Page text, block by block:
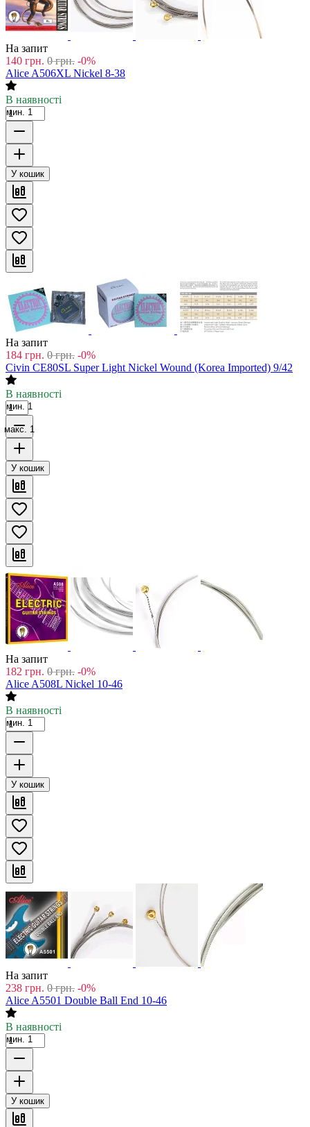
На запит
140 грн. 0 грн. -0%
Alice A506XL Nickel 8-38
В наявності
мин. 1
У кошик
На запит
184 грн. 0 грн. -0%
Civin CE80SL Super Light Nickel Wound (Korea Imported) 9/42
В наявності
мин. 1
макс. 1
У кошик
На запит
182 грн. 0 грн. -0%
Alice A508L Nickel 10-46
В наявності
мин. 1
У кошик
На запит
238 грн. 0 грн. -0%
Alice A5501 Double Ball End 10-46
В наявності
мин. 1
У кошик